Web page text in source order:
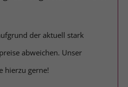
der aktuell stark
abweichen. Unser
hierzu gerne!